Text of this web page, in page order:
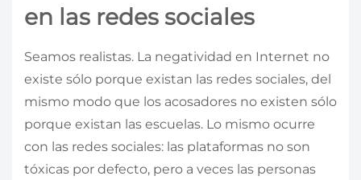
en las redes sociales
Seamos realistas. La negatividad en Internet no
existe sólo porque existan las redes sociales, del
mismo modo que los acosadores no existen sólo
porque existan las escuelas. Lo mismo ocurre
con las redes sociales: las plataformas no son
tóxicas por defecto, pero a veces las personas